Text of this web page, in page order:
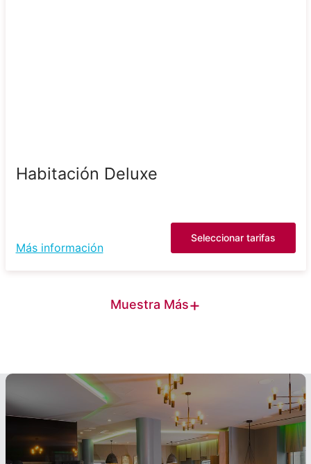
Habitación Deluxe
Más información
Seleccionar tarifas
Muestra Más+